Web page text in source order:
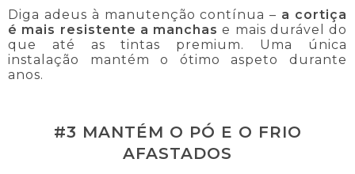
Diga adeus à manutenção contínua – a cortiça
é mais resistente a manchas e mais durável do
que até as tintas premium. Uma única
instalação mantém o ótimo aspeto durante
anos.
#3 MANTÉM O PÓ E O FRIO
AFASTADOS